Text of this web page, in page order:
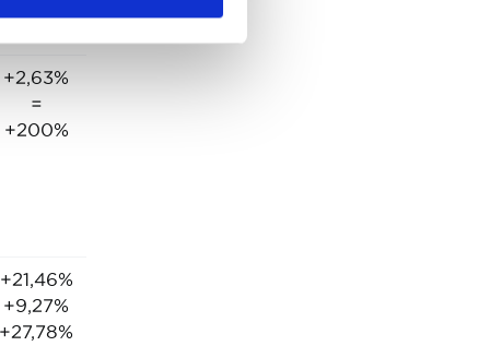
+2,63%
=
+200%
+21,46%
+9,27%
+27,78%